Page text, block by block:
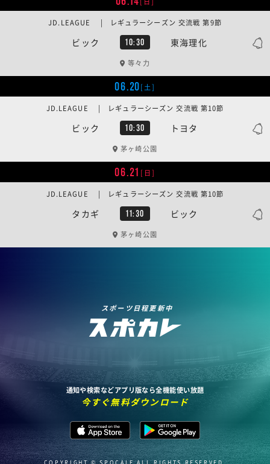
ビック 10:30 東海理化
JD.LEAGUE | レギュラーシーズン 交流戦 第9節
等々力
06.20[土]
ビック 10:30 トヨタ
JD.LEAGUE | レギュラーシーズン 交流戦 第10節
茅ヶ崎公園
06.21 [日]
タカギ 11:30 ビック
JD.LEAGUE | レギュラーシーズン 交流戦 第10節
茅ヶ崎公園
スポーツ日程更新中
通知や検索などアプリ版なら全機能使い放題
今すぐ無料ダウンロード